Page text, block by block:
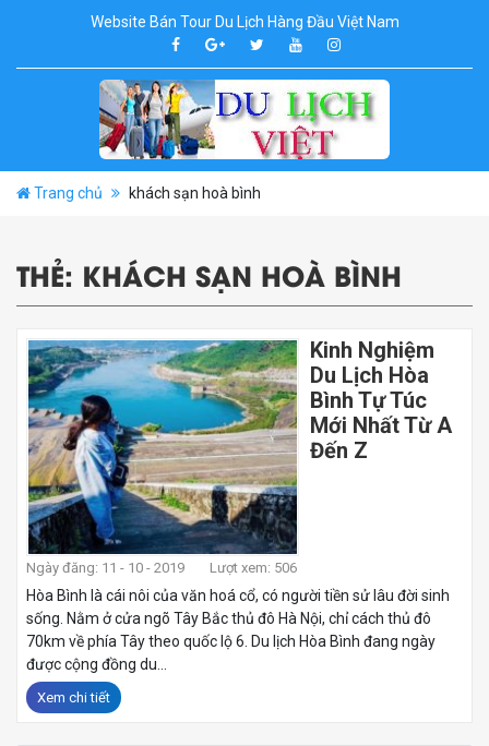
Website Bán Tour Du Lịch Hàng Đầu Việt Nam
Trang chủ khách sạn hoà bình
THẺ: KHÁCH SẠN HOÀ BÌNH
Kinh Nghiệm
Du Lịch Hòa
Bình Tự Túc
Mới Nhất Từ A
Đến Z
Ngày đăng: 11 - 10 - 2019 Lượt xem: 506
Hòa Bình là cái nôi của văn hoá cổ, có người tiền sử lâu đời sinh
sống. Nằm ở cửa ngõ Tây Bắc thủ đô Hà Nội, chỉ cách thủ đô
70km về phía Tây theo quốc lộ 6. Du lịch Hòa Bình đang ngày
được cộng đồng du...
Xem chi tiết